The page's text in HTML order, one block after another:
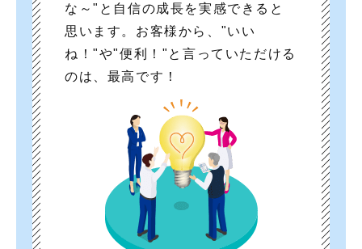
な～"と自信の成長を実感できると
思います。お客様から、"いい
ね！"や"便利！"と言っていただける
のは、最高です！